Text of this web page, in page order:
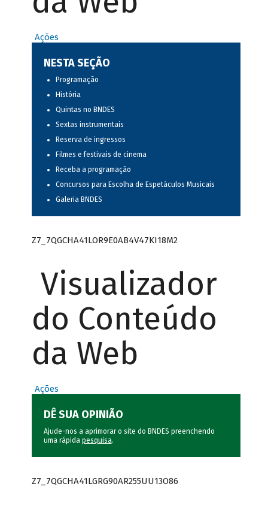
Ações
NESTA SEÇÃO
Programação
História
Quintas no BNDES
Sextas instrumentais
Reserva de ingressos
Filmes e festivais de cinema
Receba a programação
Concursos para Escolha de Espetáculos Musicais
Galeria BNDES
Z7_7QGCHA41LOR9E0AB4V47KI18M2
Visualizador
do Conteúdo
da Web
Ações
DÊ SUA OPINIÃO
Ajude-nos a aprimorar o site do BNDES preenchendo
uma rápida pesquisa.
Z7_7QGCHA41LGRG90AR255UU13O86